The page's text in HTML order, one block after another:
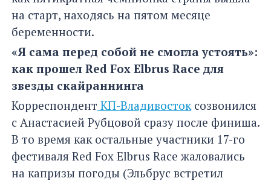
на старт, находясь на пятом месяце
беременности.
«Я сама перед собой не смогла устоять»:
как прошел Red Fox Elbrus Race для
звезды скайраннинга
Корреспондент КП-Владивосток созвонился
с Анастасией Рубцовой сразу после финиша.
В то время как остальные участники 17-го
фестиваля Red Fox Elbrus Race жаловались
на капризы погоды (Эльбрус встретил